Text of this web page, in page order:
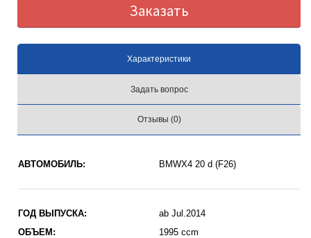
Заказать
Характеристики
Задать вопрос
Отзывы (0)
АВТОМОБИЛЬ: BMWX4 20 d (F26)
ГОД ВЫПУСКА:
ab Jul.2014
ОБЪЕМ:
1995 ccm